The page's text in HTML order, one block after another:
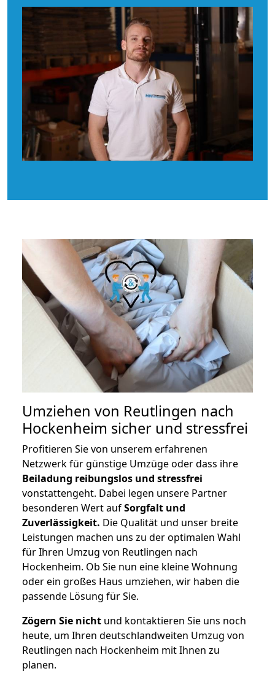
Umziehen von Reutlingen nach
Hockenheim sicher und stressfrei
Profitieren Sie von unserem erfahrenen
Netzwerk für günstige Umzüge oder dass ihre
Beiladung reibungslos und stressfrei
vonstattengeht. Dabei legen unsere Partner
besonderen Wert aufSorgfalt und
Zuverlässigkeit. Die Qualität und unser breite
Leistungen machen uns zu der optimalen Wahl
für Ihren Umzug von Reutlingen nach
Hockenheim. Ob Sie nun eine kleine Wohnung
oder ein großes Haus umziehen, wir haben die
passende Lösung für Sie.
Zögern Sie nicht und kontaktieren Sie uns noch
heute, um Ihren deutschlandweiten Umzug von
Reutlingen nach Hockenheim mit Ihnen zu
planen.